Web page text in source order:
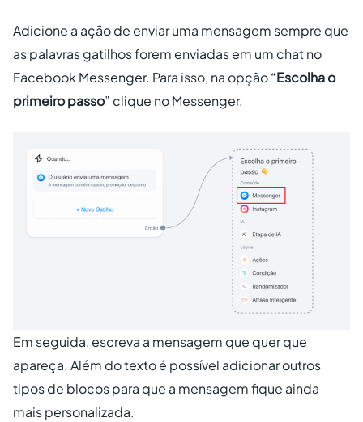
Adicione a ação de enviar uma mensagem sempre que
as palavras gatilhos forem enviadas em um chat no
Facebook Messenger. Para isso, na opção “Escolha o
primeiro passo” clique no Messenger.
Em seguida, escreva a mensagem que quer que
apareça. Além do texto é possível adicionar outros
tipos de blocos para que a mensagem fique ainda
mais personalizada.